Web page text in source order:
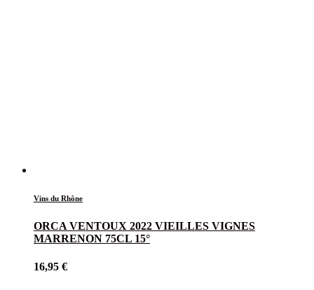
Vins du Rhône
ORCA VENTOUX 2022 VIEILLES VIGNES
MARRENON 75CL 15°
16,95 €